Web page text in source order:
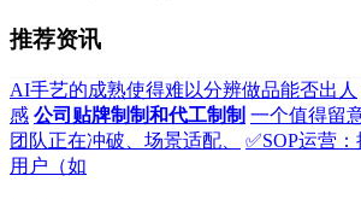
推荐资讯
AI手艺的成熟使得难以分辨做品能否出人
感 公司贴牌制制和代工制制 一个值得留
团队正在冲破、场景适配、
✅SOP运营
用户（如